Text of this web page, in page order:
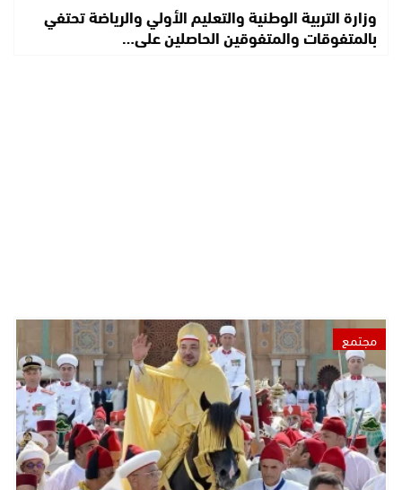
وزارة التربية الوطنية والتعليم الأولي والرياضة تحتفي
بالمتفوقات والمتفوقين الحاصلين على…
مجتمع